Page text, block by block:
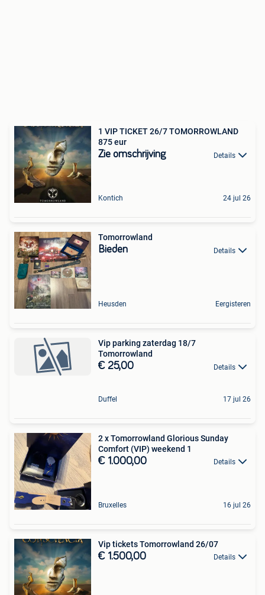
1 VIP TICKET 26/7 TOMORROWLAND
875 eur
Zie omschrijving Details
Kontich 24 jul 26
Tomorrowland
Bieden Details
Heusden Eergisteren
Vip parking zaterdag 18/7
Tomorrowland
€ 25,00 Details
Duffel 17 jul 26
2 x Tomorrowland Glorious Sunday
Comfort (VIP) weekend 1
€ 1.000,00 Details
Bruxelles 16 jul 26
Vip tickets Tomorrowland 26/07
€ 1.500,00 Details